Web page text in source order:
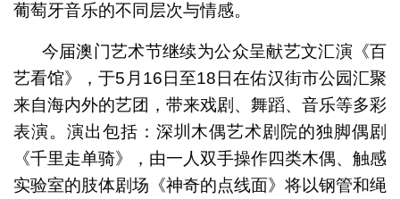
葡萄牙音乐的不同层次与情感。
今届澳门艺术节继续为公众呈献艺文汇演《百
艺看馆》，于5月16日至18日在佑汉街市公园汇聚
来自海内外的艺团，带来戏剧、舞蹈、音乐等多彩
表演。演出包括：深圳木偶艺术剧院的独脚偶剧
《千里走单骑》，由一人双手操作四类木偶、触感
实验室的肢体剧场《神奇的点线面》将以钢管和绳